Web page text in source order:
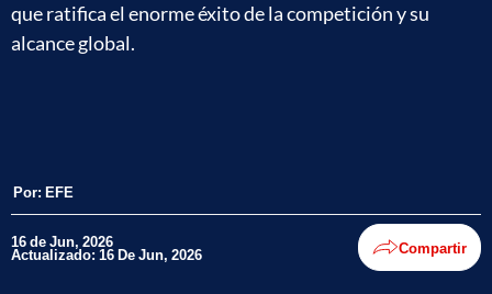
que ratifica el enorme éxito de la competición y su
alcance global.
Por: EFE
16 de Jun, 2026
Actualizado: 16 De Jun, 2026 Compartir